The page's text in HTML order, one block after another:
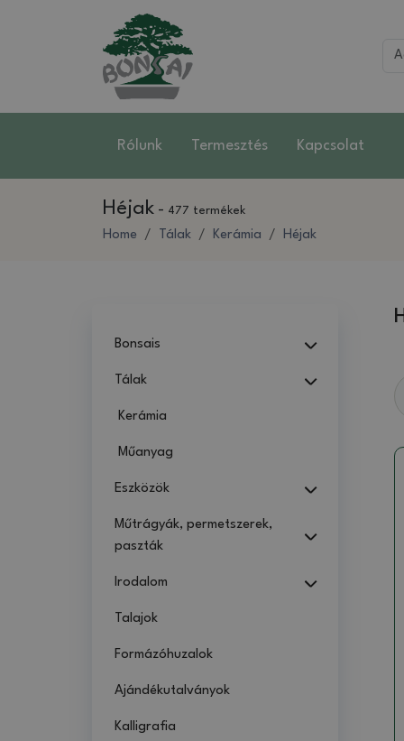
Rólunk Termesztés Kapcsolat
Héjak - 477 termékek
Home Tálak Kerámia Héjak
Bonsais
Tálak
Kerámia
Műanyag
Eszközök
Műtrágyák, permetszerek,
paszták
Irodalom
Talajok
Formázóhuzalok
Ajándékutalványok
Kalligrafia